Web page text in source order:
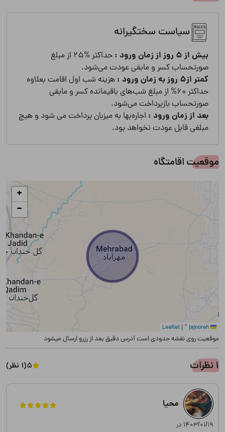
سیاست سختگیرانه
بیش از 5 روز از زمان ورود :
حداکثر %25 از مبلغ
صورتحساب کسر و مابقی عودت می‌شود.
کمتر از5 روز به زمان ورود :
هزینه شب اول اقامت بعلاوه
حداکثر 60% از مبلغ شب‌های باقیمانده کسر و مابقی
صورتحساب بازپرداخت می‌شود.
بعد از زمان ورود : اجاره‌بها به میزبان پرداخت می شود و هیچ
مبلغی قابل عودت نخواهد بود.
موقعیت اقامتگاه
+
−
| © jajooreh
موقعیت روی نقشه حدودی است آدرس دقیق بعد از رزرو ارسال میشود
1 نظرات 5(1 نظر)
محیا
۱۴۰۳/۰۱/۱۹ در